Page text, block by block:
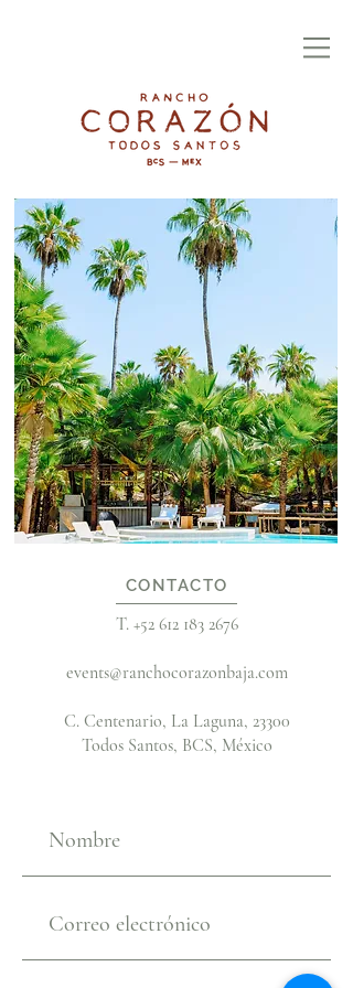
CONTACTO
T. +52 612 183 2676
events@ranchocorazonbaja.com
C. Centenario, La Laguna, 23300
Todos Santos, BCS, México